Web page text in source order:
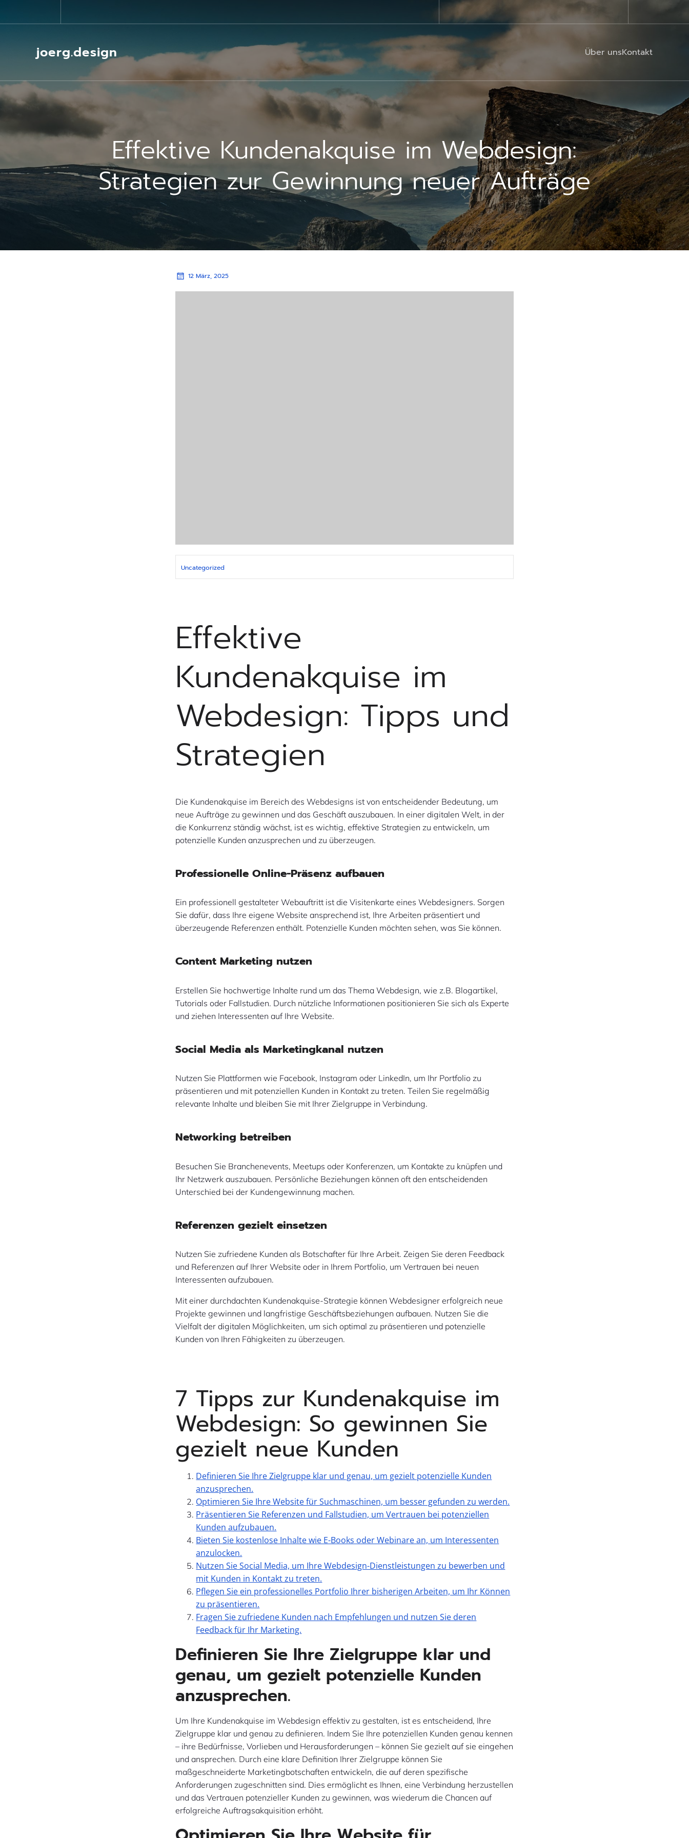
Inhalt
joerg.design Über unsKontakt
Effektive Kundenakquise im Webdesign:
Strategien zur Gewinnung neuer Aufträge
12 März, 2025
Uncategorized
Effektive
Kundenakquise im
Webdesign: Tipps und
Strategien
Die Kundenakquise im Bereich des Webdesigns ist von entscheidender Bedeutung, um
neue Aufträge zu gewinnen und das Geschäft auszubauen. In einer digitalen Welt, in der
die Konkurrenz ständig wächst, ist es wichtig, effektive Strategien zu entwickeln, um
potenzielle Kunden anzusprechen und zu überzeugen.
Professionelle Online-Präsenz aufbauen
Ein professionell gestalteter Webauftritt ist die Visitenkarte eines Webdesigners. Sorgen
Sie dafür, dass Ihre eigene Website ansprechend ist, Ihre Arbeiten präsentiert und
überzeugende Referenzen enthält. Potenzielle Kunden möchten sehen, was Sie können.
Content Marketing nutzen
Erstellen Sie hochwertige Inhalte rund um das Thema Webdesign, wie z.B. Blogartikel,
Tutorials oder Fallstudien. Durch nützliche Informationen positionieren Sie sich als Experte
und ziehen Interessenten auf Ihre Website.
Social Media als Marketingkanal nutzen
Nutzen Sie Plattformen wie Facebook, Instagram oder LinkedIn, um Ihr Portfolio zu
präsentieren und mit potenziellen Kunden in Kontakt zu treten. Teilen Sie regelmäßig
relevante Inhalte und bleiben Sie mit Ihrer Zielgruppe in Verbindung.
Networking betreiben
Besuchen Sie Branchenevents, Meetups oder Konferenzen, um Kontakte zu knüpfen und
Ihr Netzwerk auszubauen. Persönliche Beziehungen können oft den entscheidenden
Unterschied bei der Kundengewinnung machen.
Referenzen gezielt einsetzen
Nutzen Sie zufriedene Kunden als Botschafter für Ihre Arbeit. Zeigen Sie deren Feedback
und Referenzen auf Ihrer Website oder in Ihrem Portfolio, um Vertrauen bei neuen
Interessenten aufzubauen.
Mit einer durchdachten Kundenakquise-Strategie können Webdesigner erfolgreich neue
Projekte gewinnen und langfristige Geschäftsbeziehungen aufbauen. Nutzen Sie die
Vielfalt der digitalen Möglichkeiten, um sich optimal zu präsentieren und potenzielle
Kunden von Ihren Fähigkeiten zu überzeugen.
7 Tipps zur Kundenakquise im
Webdesign: So gewinnen Sie
gezielt neue Kunden
Definieren Sie Ihre Zielgruppe klar und genau, um gezielt potenzielle Kunden
anzusprechen.
Optimieren Sie Ihre Website für Suchmaschinen, um besser gefunden zu werden.
Präsentieren Sie Referenzen und Fallstudien, um Vertrauen bei potenziellen
Kunden aufzubauen.
Bieten Sie kostenlose Inhalte wie E-Books oder Webinare an, um Interessenten
anzulocken.
Nutzen Sie Social Media, um Ihre Webdesign-Dienstleistungen zu bewerben und
mit Kunden in Kontakt zu treten.
Pflegen Sie ein professionelles Portfolio Ihrer bisherigen Arbeiten, um Ihr Können
zu präsentieren.
Fragen Sie zufriedene Kunden nach Empfehlungen und nutzen Sie deren
Feedback für Ihr Marketing.
Definieren Sie Ihre Zielgruppe klar und
genau, um gezielt potenzielle Kunden
anzusprechen.
Um Ihre Kundenakquise im Webdesign effektiv zu gestalten, ist es entscheidend, Ihre
Zielgruppe klar und genau zu definieren. Indem Sie Ihre potenziellen Kunden genau kennen
– ihre Bedürfnisse, Vorlieben und Herausforderungen – können Sie gezielt auf sie eingehen
und ansprechen. Durch eine klare Definition Ihrer Zielgruppe können Sie
maßgeschneiderte Marketingbotschaften entwickeln, die auf deren spezifische
Anforderungen zugeschnitten sind. Dies ermöglicht es Ihnen, eine Verbindung herzustellen
und das Vertrauen potenzieller Kunden zu gewinnen, was wiederum die Chancen auf
erfolgreiche Auftragsakquisition erhöht.